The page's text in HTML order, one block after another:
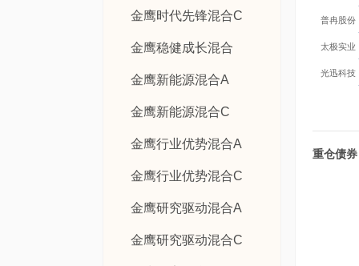
金鹰时代先锋混合C
金鹰稳健成长混合
金鹰新能源混合A
金鹰新能源混合C
金鹰行业优势混合A
金鹰行业优势混合C
金鹰研究驱动混合A
金鹰研究驱动混合C
普冉股份
太极实业
光迅科技
重仓债券